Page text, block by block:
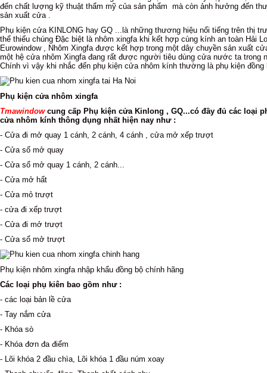
đến chất lượng kỹ thuật thẩm mỹ của sản phẩm mà còn ảnh hưởng đến
sản xuất cửa .
Phụ kiện cửa KINLONG hay GQ ...là những thương hiệu nổi tiếng trên thị
thể thiếu chúng Đặc biệt là nhôm xingfa khi kết hợp cùng kính an toàn Hải
Eurowindow , Nhôm Xingfa được kết hợp trong một dây chuyền sản xuất
một hệ cửa nhôm Xingfa đang rất được người tiêu dùng cửa nước ta trong
Chính vì vậy khi nhắc đến phụ kiện cửa nhôm kính thường là phụ kiện đồng
Phụ kiện cửa nhôm xingfa
Tmawindowcung cấp Phụ kiện cửa Kinlong , GQ...có đầy đủ các loại
cửa nhôm kính thông dụng nhất hiện nay như :
- Cửa đi mở quay 1 cánh, 2 cánh, 4 cánh , cửa mở xếp trượt
- Cửa sổ mở quay
- Cửa sổ mở quay 1 cánh, 2 cánh...
- Cửa mở hất
- Cửa mỏ trượt
- cửa đi xếp trượt
- Cửa đi mở trượt
- Cửa sổ mở trượt
Phụ kiện nhôm xingfa nhập khẩu đồng bộ chính hãng
Các loại phụ kiên bao gồm như :
- c​ác loại bản lề cửa
- Tay nắm cửa
- Khóa sò
- Khóa đơn đa điểm
- Lõi khóa 2 đầu chìa, Lõi khóa 1 đầu núm xoay